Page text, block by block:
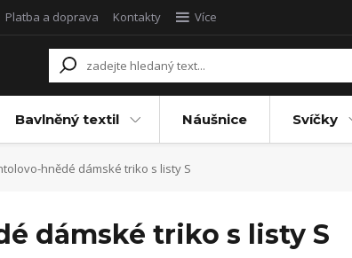
Platba a doprava Kontakty Více
Bavlněný textil Náušnice Svíčky
hnědé dámské triko s listy S
dámské triko s listy S